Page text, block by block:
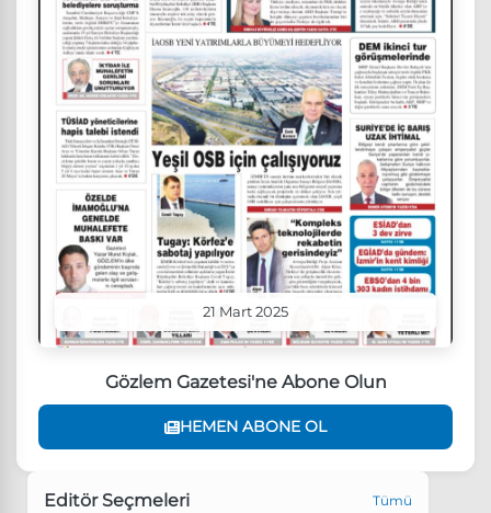
21 Mart 2025
Gözlem Gazetesi'ne Abone Olun
HEMEN ABONE OL
Editör Seçmeleri Tümü